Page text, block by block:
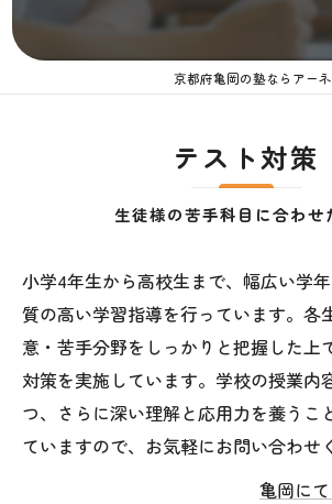
京都府亀岡の塾ならアー
テスト対策
生徒様の苦手科目に合わせ
小学4年生から高校生まで、幅広い学
質の高い学習指導を行っています。各
意・苦手分野をしっかりと把握した上
対策を実施しています。学校の授業内
つ、さらに深い理解と応用力を養うこ
ていますので、お気軽にお問い合わせ
亀岡に